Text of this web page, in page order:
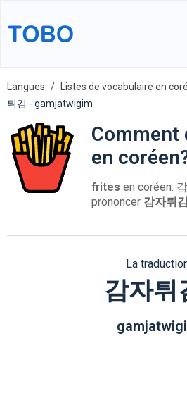
Langues Listes de vocabulaire en
튀김 - gamjatwigim
en
frites en coréen:
prononcer 감자튀김
La
감자튀